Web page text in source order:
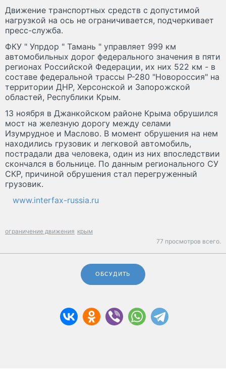
Движение транспортных средств с допустимой
нагрузкой на ось не ограничивается, подчеркивает
пресс-служба.
ФКУ " Упрдор " Тамань " управляет 999 км
автомобильных дорог федерального значения в пяти
регионах Российской Федерации, их них 522 км - в
составе федеральной трассы Р-280 "Новороссия" на
территории ДНР, Херсонской и Запорожской
областей, Республики Крым.
13 ноября в Джанкойском районе Крыма обрушился
мост на железную дорогу между селами
Изумрудное и Маслово. В момент обрушения на нем
находились грузовик и легковой автомобиль,
пострадали два человека, один из них впоследствии
скончался в больнице. По данным регионального СУ
СКР, причиной обрушения стал перегруженный
грузовик.
www.interfax-russia.ru
ограничение движения крым
77 просмотров всего.
ОБСУДИТЬ